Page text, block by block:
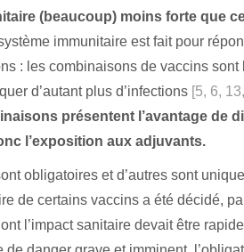
(beaucoup) moins forte que
immunitaire est fait pour
: les combinaisons de vaccins sont
d’autant plus d’infections [5, 6,
présentent l’avantage de
l’exposition aux adjuvants.
obligatoires et d’autres sont
de certains vaccins a été décidé,
l’impact sanitaire devait être